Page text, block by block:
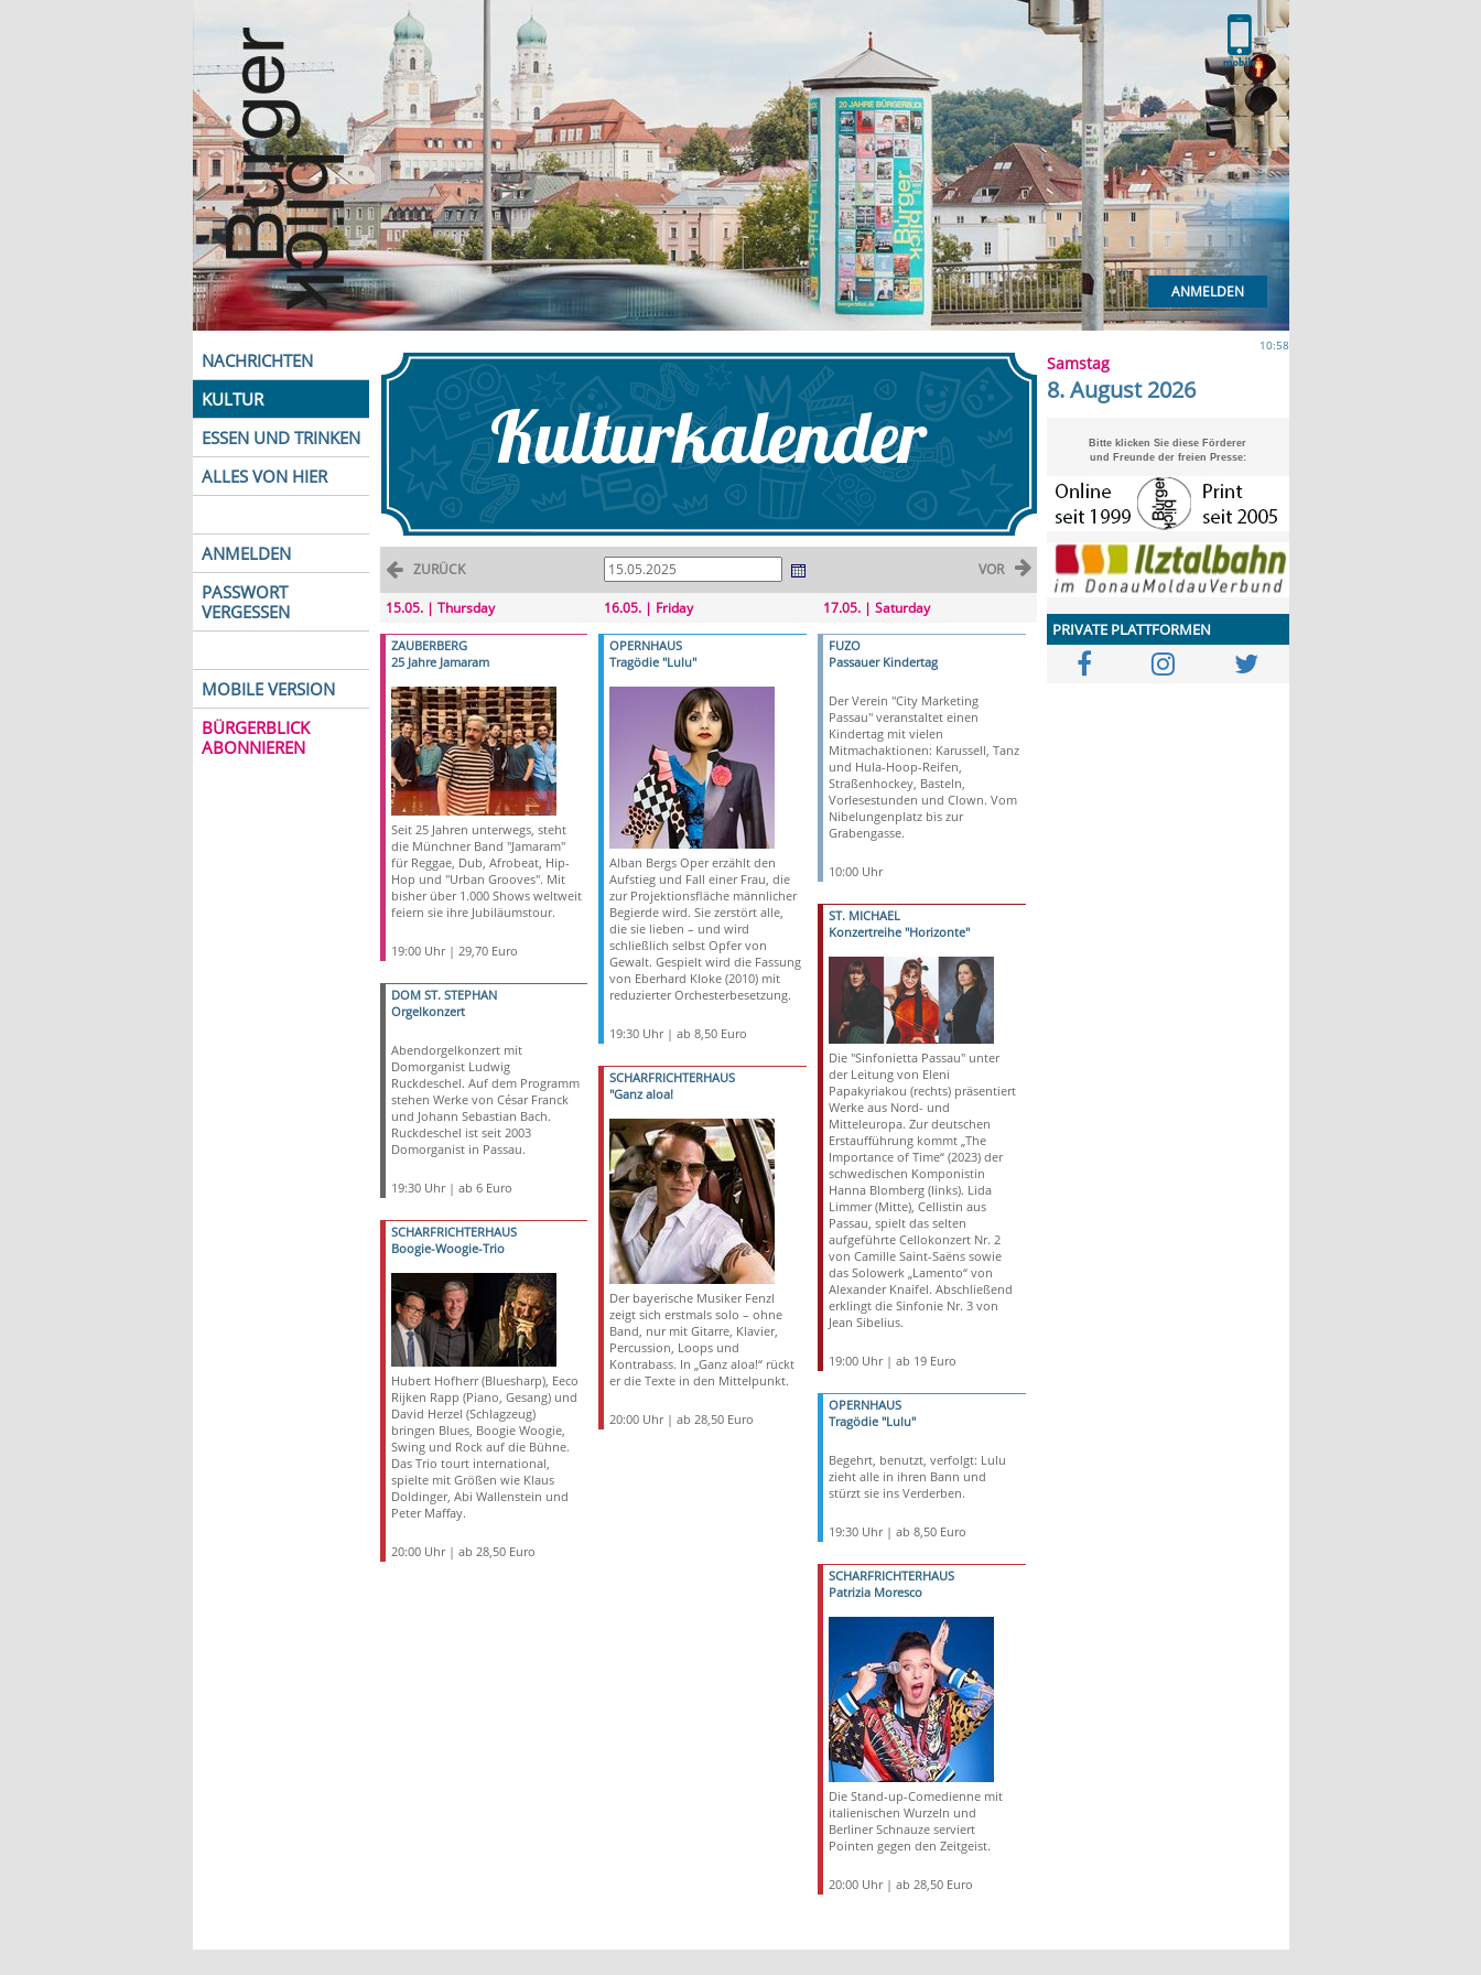
ANMELDEN
NACHRICHTEN
KULTUR
ESSEN UND TRINKEN
ALLES VON HIER
ANMELDEN
PASSWORT
VERGESSEN
MOBILE VERSION
BÜRGERBLICK
ABONNIEREN
ZURÜCK VOR
15.05. | Thursday
ZAUBERBERG
25 Jahre Jamaram
Seit 25 Jahren unterwegs, steht
die Münchner Band "Jamaram"
für Reggae, Dub, Afrobeat, Hip-
Hop und "Urban Grooves". Mit
bisher über 1.000 Shows weltweit
feiern sie ihre Jubiläumstour.
19:00 Uhr | 29,70 Euro
DOM ST. STEPHAN
Orgelkonzert
Abendorgelkonzert mit
Domorganist Ludwig
Ruckdeschel. Auf dem Programm
stehen Werke von César Franck
und Johann Sebastian Bach.
Ruckdeschel ist seit 2003
Domorganist in Passau.
19:30 Uhr | ab 6 Euro
SCHARFRICHTERHAUS
Boogie-Woogie-Trio
Hubert Hofherr (Bluesharp), Eeco
Rijken Rapp (Piano, Gesang) und
David Herzel (Schlagzeug)
bringen Blues, Boogie Woogie,
Swing und Rock auf die Bühne.
Das Trio tourt international,
spielte mit Größen wie Klaus
Doldinger, Abi Wallenstein und
Peter Maffay.
20:00 Uhr | ab 28,50 Euro
16.05. | Friday
OPERNHAUS
Tragödie "Lulu"
Alban Bergs Oper erzählt den
Aufstieg und Fall einer Frau, die
zur Projektionsfläche männlicher
Begierde wird. Sie zerstört alle,
die sie lieben – und wird
schließlich selbst Opfer von
Gewalt. Gespielt wird die Fassung
von Eberhard Kloke (2010) mit
reduzierter Orchesterbesetzung.
19:30 Uhr | ab 8,50 Euro
SCHARFRICHTERHAUS
"Ganz aloa!
Der bayerische Musiker Fenzl
zeigt sich erstmals solo – ohne
Band, nur mit Gitarre, Klavier,
Percussion, Loops und
Kontrabass. In „Ganz aloa!“ rückt
er die Texte in den Mittelpunkt.
20:00 Uhr | ab 28,50 Euro
17.05. | Saturday
FUZO
Passauer Kindertag
Der Verein "City Marketing
Passau" veranstaltet einen
Kindertag mit vielen
Mitmachaktionen: Karussell, Tanz
und Hula-Hoop-Reifen,
Straßenhockey, Basteln,
Vorlesestunden und Clown. Vom
Nibelungenplatz bis zur
Grabengasse.
10:00 Uhr
ST. MICHAEL
Konzertreihe "Horizonte"
Die "Sinfonietta Passau" unter
der Leitung von Eleni
Papakyriakou (rechts) präsentiert
Werke aus Nord- und
Mitteleuropa. Zur deutschen
Erstaufführung kommt „The
Importance of Time“ (2023) der
schwedischen Komponistin
Hanna Blomberg (links). Lida
Limmer (Mitte), Cellistin aus
Passau, spielt das selten
aufgeführte Cellokonzert Nr. 2
von Camille Saint-Saëns sowie
das Solowerk „Lamento“ von
Alexander Knaifel. Abschließend
erklingt die Sinfonie Nr. 3 von
Jean Sibelius.
19:00 Uhr | ab 19 Euro
OPERNHAUS
Tragödie "Lulu"
Begehrt, benutzt, verfolgt: Lulu
zieht alle in ihren Bann und
stürzt sie ins Verderben.
19:30 Uhr | ab 8,50 Euro
SCHARFRICHTERHAUS
Patrizia Moresco
Die Stand-up-Comedienne mit
italienischen Wurzeln und
Berliner Schnauze serviert
Pointen gegen den Zeitgeist.
20:00 Uhr | ab 28,50 Euro
10:58
Samstag
8. August 2026
Bitte klicken Sie diese Förderer
und Freunde der freien Presse:
PRIVATE PLATTFORMEN